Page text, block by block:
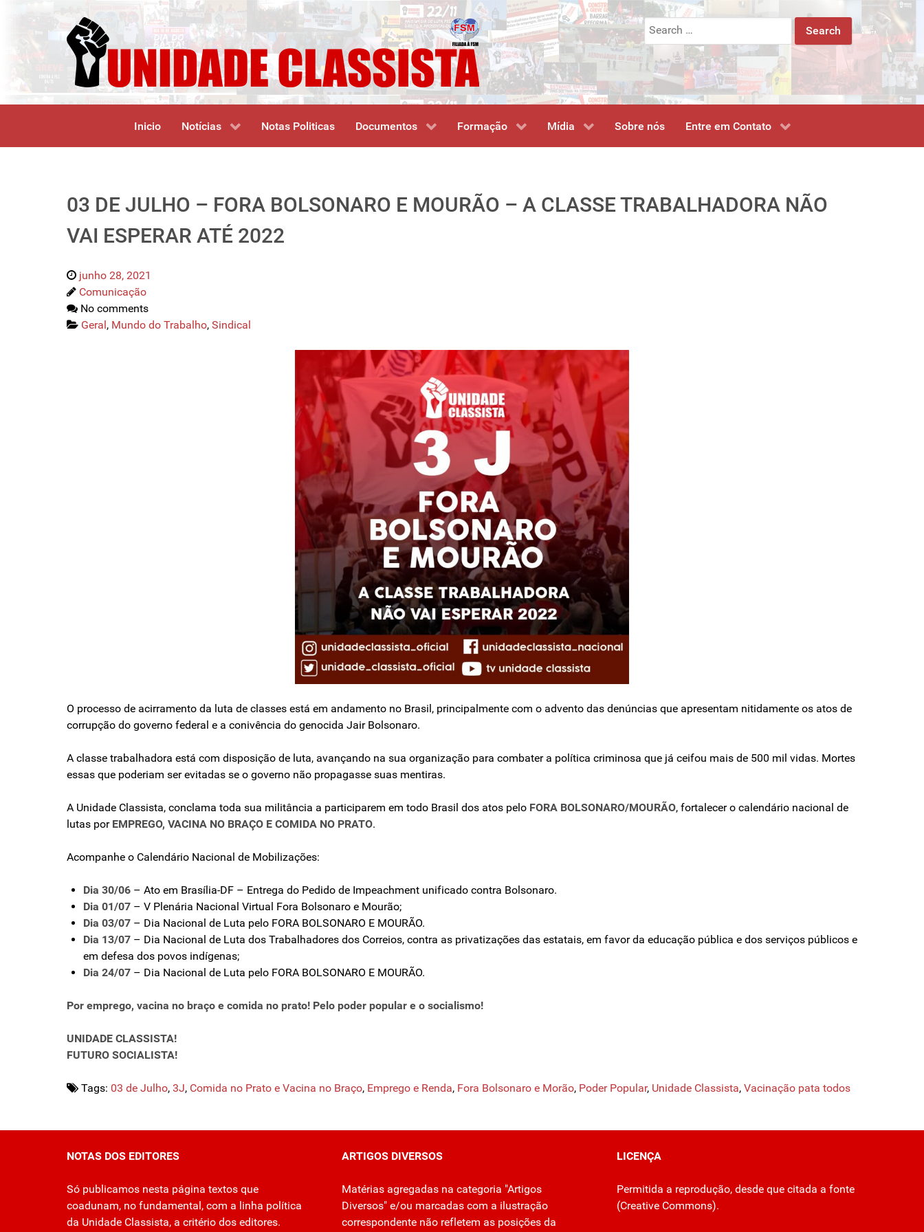
Search
for:
Inicio Notícias Notas Politicas Documentos Formação Mídia Sobre nós Entre em Contato
03 DE JULHO – FORA BOLSONARO E MOURÃO – A CLASSE TRABALHADORA NÃO
VAI ESPERAR ATÉ 2022
junho 28, 2021
Comunicação
No comments
Geral , Mundo do Trabalho, Sindical
O processo de acirramento da luta de classes está em andamento no Brasil, principalmente com o advento das denúncias que apresentam nitidamente os atos de
corrupção do governo federal e a conivência do genocida Jair Bolsonaro.
A classe trabalhadora está com disposição de luta, avançando na sua organização para combater a política criminosa que já ceifou mais de 500 mil vidas. Mortes
essas que poderiam ser evitadas se o governo não propagasse suas mentiras.
A Unidade Classista, conclama toda sua militância a participarem em todo Brasil dos atos pelo FORA BOLSONARO/MOURÃO, fortalecer o calendário nacional de
lutas por EMPREGO, VACINA NO BRAÇO E COMIDA NO PRATO.
Acompanhe o Calendário Nacional de Mobilizações:
Dia 30/06 – Ato em Brasília-DF – Entrega do Pedido de Impeachment unificado contra Bolsonaro.
Dia 01/07 – V Plenária Nacional Virtual Fora Bolsonaro e Mourão;
Dia 03/07 – Dia Nacional de Luta pelo FORA BOLSONARO E MOURÃO.
Dia 13/07 – Dia Nacional de Luta dos Trabalhadores dos Correios, contra as privatizações das estatais, em favor da educação pública e dos serviços públicos e
em defesa dos povos indígenas;
Dia 24/07 – Dia Nacional de Luta pelo FORA BOLSONARO E MOURÃO.
Por emprego, vacina no braço e comida no prato! Pelo poder popular e o socialismo!
UNIDADE CLASSISTA!
FUTURO SOCIALISTA!
Tags: 03 de Julho, 3J, Comida no Prato e Vacina no Braço, Emprego e Renda, Fora Bolsonaro e Morão, Poder Popular, Unidade Classista, Vacinação pata todos
NOTAS DOS EDITORES
Só publicamos nesta página textos que
coadunam, no fundamental, com a linha política
da Unidade Classista, a critério dos editores.
ARTIGOS DIVERSOS
Matérias agregadas na categoria "Artigos
Diversos" e/ou marcadas com a ilustração
correspondente não refletem as posições da
LICENÇA
Permitida a reprodução, desde que citada a fonte
(Creative Commons).